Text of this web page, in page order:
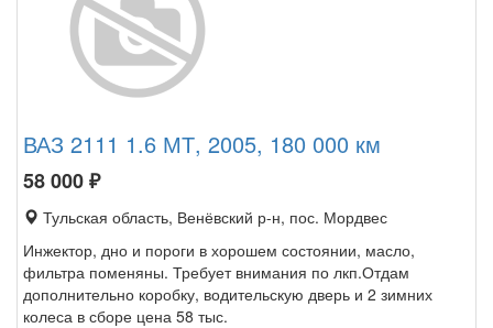
ВАЗ 2111 1.6 МТ, 2005, 180 000 км
58 000₽
Тульская область, Венёвский р-н, пос. Мордвес
Инжектор, дно и пороги в хорошем состоянии, масло,
фильтра поменяны. Требует внимания по лкп.Отдам
дополнительно коробку, водительскую дверь и 2 зимних
колеса в сборе цена 58 тыс.